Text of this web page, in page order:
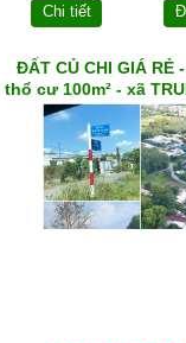
Chi tiết
ĐẤT CỦ CHI GIÁ RẺ
thổ cư 100m² - xã